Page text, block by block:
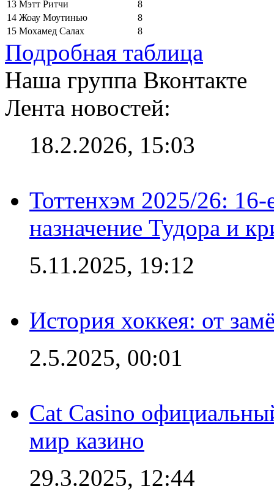
13 Мэтт Ритчи
8
14 Жоау Моутинью
8
15 Мохамед Салах 8
Подробная таблица
Наша группа Вконтакте
Лента новостей:
18.2.2026, 15:03
Тоттенхэм 2025/26:
назначение Тудора и
5.11.2025, 19:12
История хоккея: от
2.5.2025, 00:01
Cat Casino
мир казино
29.3.2025, 12:44